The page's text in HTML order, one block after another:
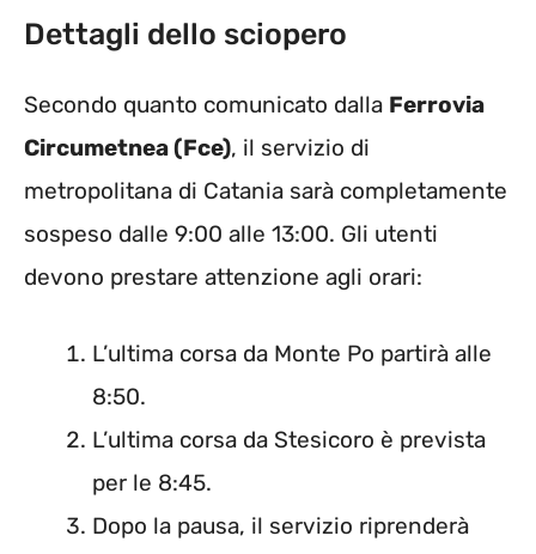
Dettagli dello sciopero
Secondo quanto comunicato dalla Ferrovia
Circumetnea (Fce), il servizio di
metropolitana di Catania sarà completamente
sospeso dalle 9:00 alle 13:00. Gli utenti
devono prestare attenzione agli orari:
L’ultima corsa da Monte Po partirà alle
8:50.
L’ultima corsa da Stesicoro è prevista
per le 8:45.
Dopo la pausa, il servizio riprenderà